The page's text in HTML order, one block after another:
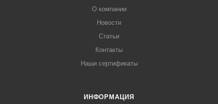
О компании
Новости
Статьи
Контакты
Наши сертификаты
ИНФОРМАЦИЯ